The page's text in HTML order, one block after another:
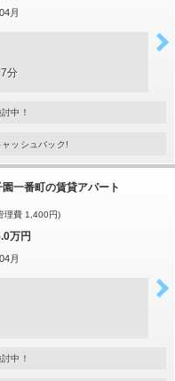
月
分
中！
ャッシュバック!
一番町の賃貸アパート
理費 1,400円)
万円
月
中！